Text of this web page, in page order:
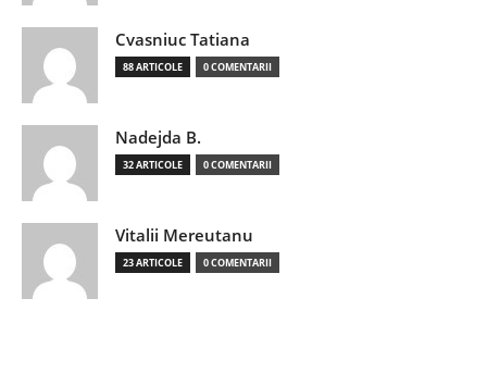
Cvasniuc Tatiana
88 ARTICOLE 0 COMENTARII
Nadejda B.
32 ARTICOLE 0 COMENTARII
Vitalii Mereutanu
23 ARTICOLE 0 COMENTARII